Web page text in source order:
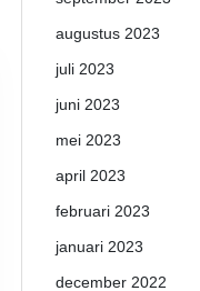
augustus 2023
juli 2023
juni 2023
mei 2023
april 2023
februari 2023
januari 2023
december 2022